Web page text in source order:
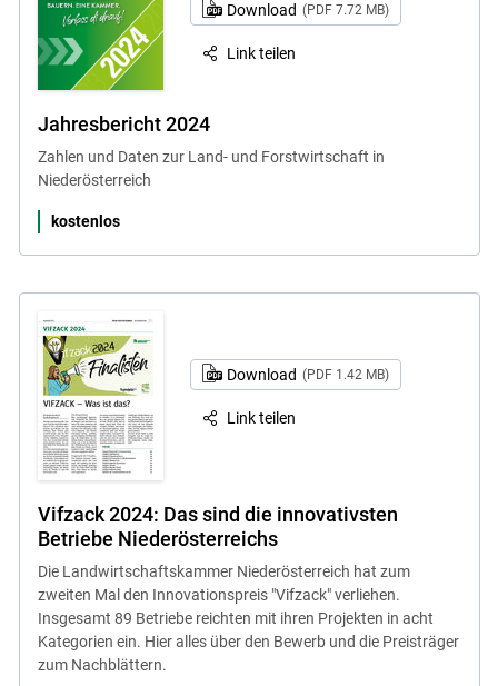
Download (PDF 7.72 MB)
Link teilen
Jahresbericht 2024
Zahlen und Daten zur Land- und Forstwirtschaft in
Niederösterreich
kostenlos
Download (PDF 1.42 MB)
Link teilen
Vifzack 2024: Das sind die innovativsten
Betriebe Niederösterreichs
Die Landwirtschaftskammer Niederösterreich hat zum
zweiten Mal den Innovationspreis "Vifzack" verliehen.
Insgesamt 89 Betriebe reichten mit ihren Projekten in acht
Kategorien ein. Hier alles über den Bewerb und die Preisträger
zum Nachblättern.